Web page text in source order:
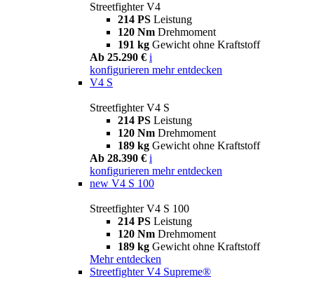
Streetfighter V4
214 PS Leistung
120 Nm Drehmoment
191 kg Gewicht ohne Kraftstoff
Ab 25.290 € i
konfigurieren mehr entdecken
V4 S
Streetfighter V4 S
214 PS Leistung
120 Nm Drehmoment
189 kg Gewicht ohne Kraftstoff
Ab 28.390 € i
konfigurieren mehr entdecken
new V4 S 100
Streetfighter V4 S 100
214 PS Leistung
120 Nm Drehmoment
189 kg Gewicht ohne Kraftstoff
Mehr entdecken
Streetfighter V4 Supreme®